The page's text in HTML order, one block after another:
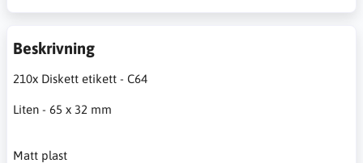
Beskrivning
210x Diskett etikett - C64
Liten - 65 x 32 mm
Matt plast